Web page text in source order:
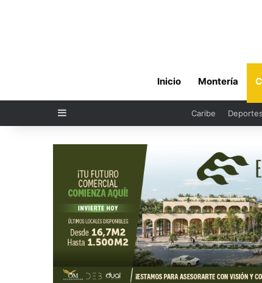
Inicio Montería
Sidebar Caribe Deportes